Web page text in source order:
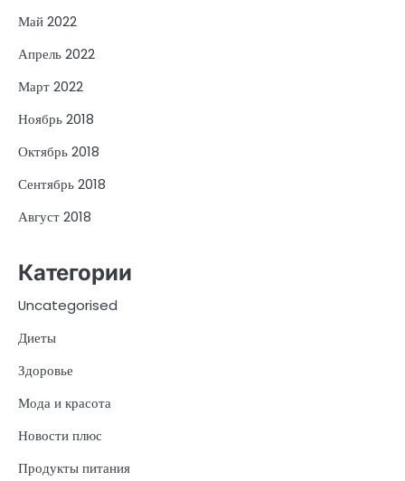
Май 2022
Апрель 2022
Март 2022
Ноябрь 2018
Октябрь 2018
Сентябрь 2018
Август 2018
Категории
Uncategorised
Диеты
Здоровье
Мода и красота
Новости плюс
Продукты питания